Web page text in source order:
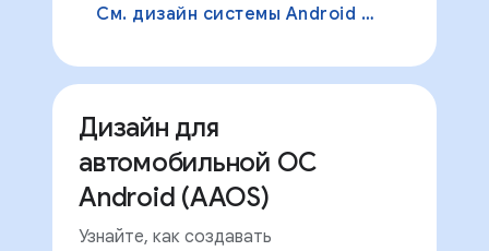
См. дизайн системы Android Auto
Дизайн для
автомобильной ОС
Android (AAOS)
Узнайте, как создавать